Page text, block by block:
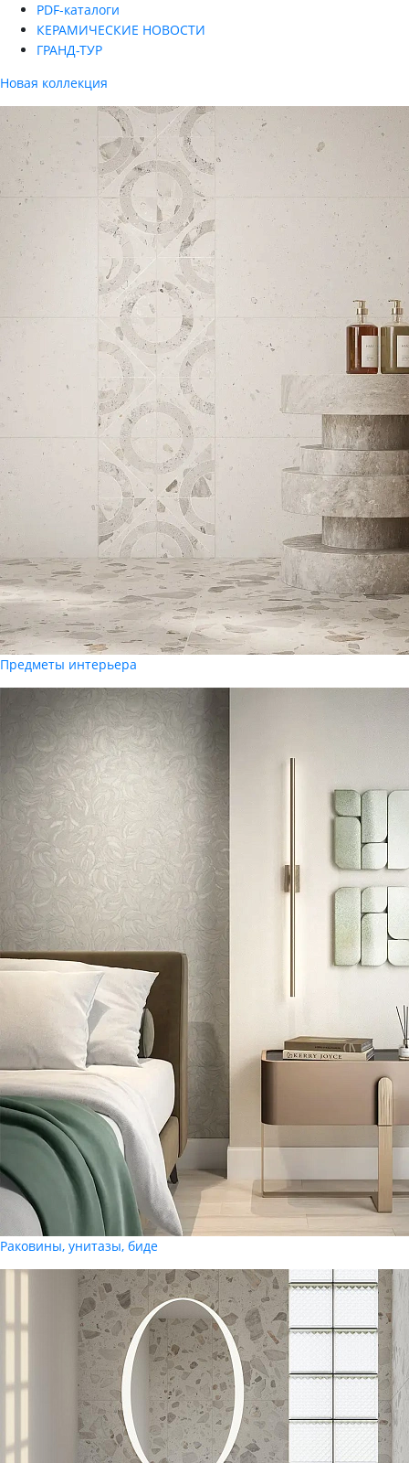
PDF-каталоги
КЕРАМИЧЕСКИЕ НОВОСТИ
ГРАНД-ТУР
Новая коллекция
Предметы интерьера
Раковины, унитазы, биде